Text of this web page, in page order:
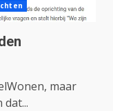
maar